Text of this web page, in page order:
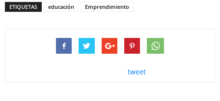
ETIQUETAS educación Emprendimiento
tweet